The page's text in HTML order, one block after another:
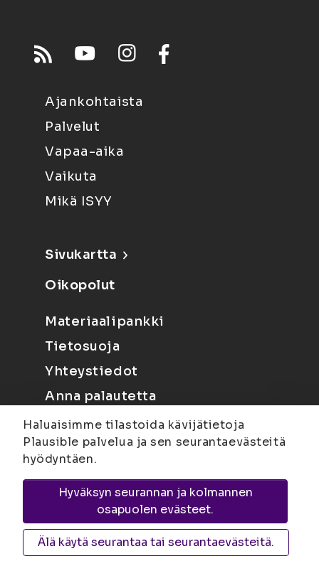
Ajankohtaista
Palvelut
Vapaa-aika
Vaikuta
Mikä ISYY
Sivukartta
Oikopolut
Materiaalipankki
Tietosuoja
Yhteystiedot
Anna palautetta
Joensuu
Suvantokatu 6, 80100 Joensuu |
KuopioYliopistonranta 15, PL 1627, 70211
Kuopio
Haluaisimme tilastoida kävijätietoja
Plausible palvelua ja sen seurantaevästeitä
hyödyntäen.
Hyväksyn seurannan ja kolmannen
osapuolen evästeet.
Älä käytä seurantaa tai seurantaevästeitä.